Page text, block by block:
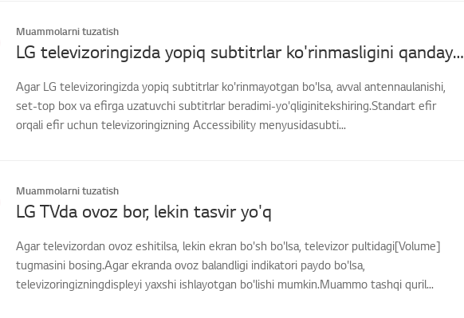
Muammolarni tuzatish
LG televizoringizda yopiq subtitrlar ko'rinmasligini qanday tuzatish mumkin
Agar LG televizoringizda yopiq subtitrlar ko'rinmayotgan bo'lsa, avval antennaulanishi,
set-top box va efirga uzatuvchi subtitrlar beradimi-yo'qliginitekshiring.Standart efir
orqali efir uchun televizoringizning Accessibility menyusidasubti...
Muammolarni tuzatish
LG TVda ovoz bor, lekin tasvir yo'q
Agar televizordan ovoz eshitilsa, lekin ekran bo'sh bo'lsa, televizor pultidagi[Volume]
tugmasini bosing.Agar ekranda ovoz balandligi indikatori paydo bo'lsa,
televizoringizningdispleyi yaxshi ishlayotgan bo'lishi mumkin.Muammo tashqi quril...